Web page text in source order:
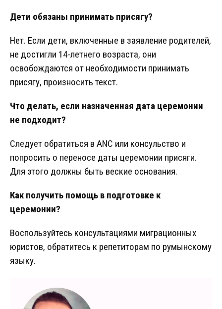
Дети обязаны принимать присягу?
Нет. Если дети, включенные в заявление родителей,
не достигли 14-летнего возраста, они
освобождаются от необходимости принимать
присягу, произносить текст.
Что делать, если назначенная дата церемонии
не подходит?
Следует обратиться в ANC или консульство и
попросить о переносе даты церемонии присяги.
Для этого должны быть веские основания.
Как получить помощь в подготовке к
церемонии?
Воспользуйтесь консультациями миграционных
юристов, обратитесь к репетиторам по румынскому
языку.